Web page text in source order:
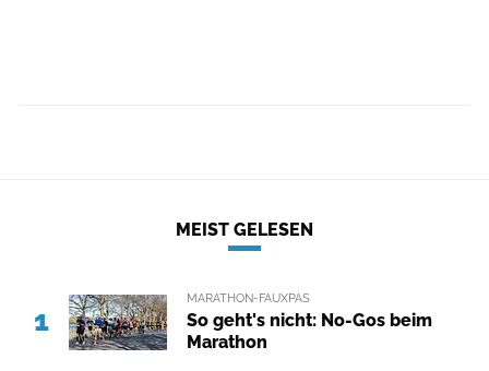
MEIST GELESEN
1
MARATHON-FAUXPAS
So geht's nicht: No-Gos beim
Marathon